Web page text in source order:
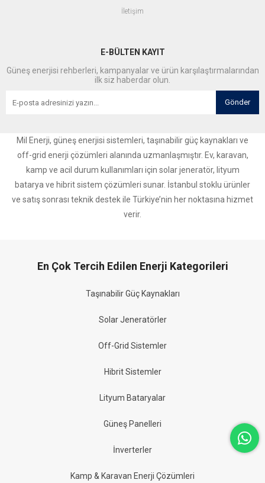
İletişim
E-BÜLTEN KAYIT
Güneş enerjisi rehberleri, kampanyalar ve ürün karşılaştırmalarından
ilk siz haberdar olun.
Gönder
Mil Enerji, güneş enerjisi sistemleri, taşınabilir güç kaynakları ve
off-grid enerji çözümleri alanında uzmanlaşmıştır. Ev, karavan,
kamp ve acil durum kullanımları için solar jeneratör, lityum
batarya ve hibrit sistem çözümleri sunar. İstanbul stoklu ürünler
ve satış sonrası teknik destek ile Türkiye’nin her noktasına hizmet
verir.
En Çok Tercih Edilen Enerji Kategorileri
Taşınabilir Güç Kaynakları
Solar Jeneratörler
Off-Grid Sistemler
Hibrit Sistemler
Lityum Bataryalar
Güneş Panelleri
İnverterler
Kamp & Karavan Enerji Çözümleri